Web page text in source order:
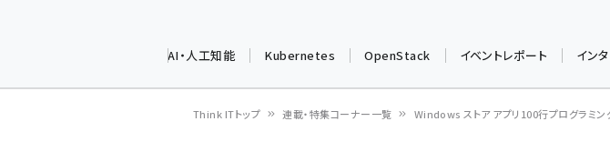
AI・人工知能 Kubernetes OpenStack イベントレポート イン
Think ITトップ 連載・特集コーナー一覧 Windows ストア アプリ100行プログラミン